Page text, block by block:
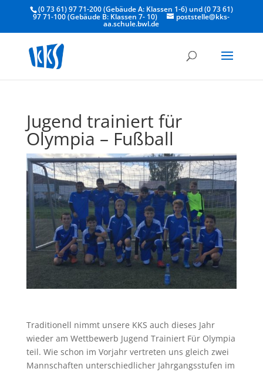
(0 73 61) 97 71-200 (Gebäude A: Klassen 1-6) und (0 73 61)
97 71-100 (Gebäude B: Klassen 7- 10) poststelle@kks-
aa.schule.bwl.de
Jugend trainiert für
Olympia – Fußball
Traditionell nimmt unsere KKS auch dieses Jahr
wieder am Wettbewerb Jugend Trainiert Für Olympia
teil. Wie schon im Vorjahr vertreten uns gleich zwei
Mannschaften unterschiedlicher Jahrgangsstufen im